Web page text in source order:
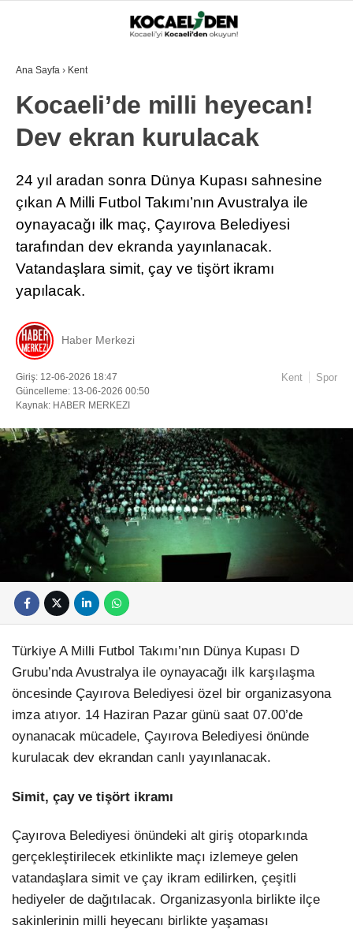
Ana Sayfa › Kent
Kocaeli’de milli heyecan!
Dev ekran kurulacak
24 yıl aradan sonra Dünya Kupası sahnesine
çıkan A Milli Futbol Takımı’nın Avustralya ile
oynayacağı ilk maç, Çayırova Belediyesi
tarafından dev ekranda yayınlanacak.
Vatandaşlara simit, çay ve tişört ikramı
yapılacak.
Haber Merkezi
Giriş: 12-06-2026 18:47
Güncelleme: 13-06-2026 00:50
Kaynak: HABER MERKEZI
Kent Spor
Türkiye A Milli Futbol Takımı’nın Dünya Kupası D
Grubu’nda Avustralya ile oynayacağı ilk karşılaşma
öncesinde Çayırova Belediyesi özel bir organizasyona
imza atıyor. 14 Haziran Pazar günü saat 07.00’de
oynanacak mücadele, Çayırova Belediyesi önünde
kurulacak dev ekrandan canlı yayınlanacak.
Simit, çay ve tişört ikramı
Çayırova Belediyesi önündeki alt giriş otoparkında
gerçekleştirilecek etkinlikte maçı izlemeye gelen
vatandaşlara simit ve çay ikram edilirken, çeşitli
hediyeler de dağıtılacak. Organizasyonla birlikte ilçe
sakinlerinin milli heyecanı birlikte yaşaması